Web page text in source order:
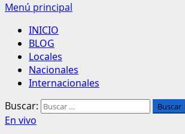
Menú principal
INICIO
BLOG
Locales
Nacionales
Internacionales
Buscar:
En vivo